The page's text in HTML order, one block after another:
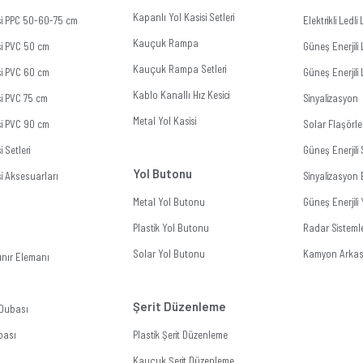
PPC 50-60-75 cm
PVC 50 cm
PVC 60 cm
PVC 75 cm
PVC 90 cm
Setleri
Aksesuarları
Elemanı
Kapanlı Yol Kasisi Setleri
Kauçuk Rampa
Kauçuk Rampa Setleri
Kablo Kanallı Hız Kesici
Metal Yol Kasisi
Yol Butonu
Metal Yol Butonu
Plastik Yol Butonu
Solar Yol Butonu
Şerit Düzenleme
Plastik Şerit Düzenleme
Elektrikli Ledli
Güneş
Güneş
Sinyalizasyon
Solar
Güneş Enerjili
Sinyalizasyon
Güneş Enerjili
Radar
Kamyon